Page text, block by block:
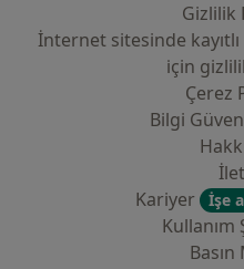
Gizlilik
İnternet sitesinde
i̇çin
Çerez
Bilgi
Kariyer
İşe
Kullanım